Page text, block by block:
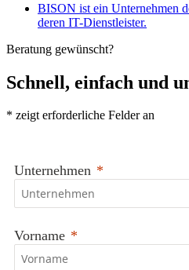
BISON ist ein Unternehmen
deren IT-Dienstleister.
Beratung gewünscht?
Schnell, einfach und
* zeigt erforderliche Felder an
Unternehmen
Vorname